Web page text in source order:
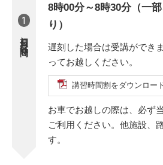
1
初日受付時間
8時00分～8時30分（一
り）
遅刻した場合は受講ができ
ってお越しください。
講習時間割をダウンロー
お車でお越しの際は、必ず
ご利用ください。他施設、
す。